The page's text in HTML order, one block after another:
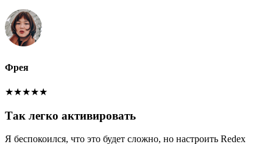
Фрея
★★★★★
Так легко активировать
Я беспокоился, что это будет сложно, но настроить Redex